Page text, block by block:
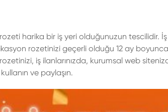
harika bir iş yeri olduğunuzun tescilidir.
rozetinizi geçerli olduğu 12 ay
iş ilanlarınızda, kurumsal web
ve paylaşın.